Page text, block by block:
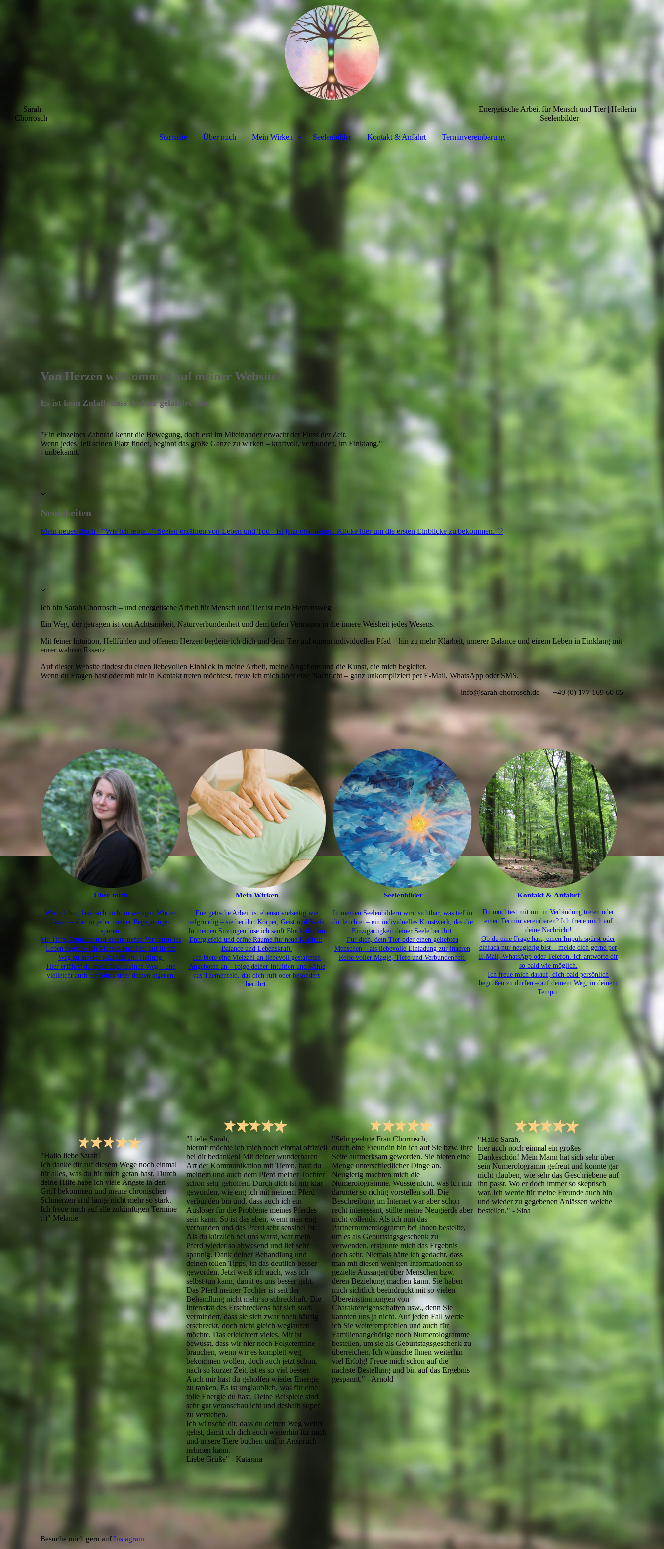
Sarah
Chorrosch
Energetische Arbeit für Mensch und Tier | Heilerin |
Seelenbilder
Startseite Über mich Mein Wirken Seelenbilder Kontakt & Anfahrt Terminvereinbarung
Von Herzen willkommen auf meiner Website!
Es ist kein Zufall, dass du hier gelandet bist.
"Ein einzelnes Zahnrad kennt die Bewegung, doch erst im Miteinander erwacht der Fluss der Zeit.
Wenn jedes Teil seinen Platz findet, beginnt das große Ganze zu wirken – kraftvoll, verbunden, im Einklang."
- unbekannt.
Neuigkeiten
Mein neues Buch - "Wie ich lebte..." Seelen erzählen von Leben und Tod - ist jetzt erschienen. Klicke hier um die ersten Einblicke zu bekommen. ♡
Ich bin Sarah Chorrosch – und energetische Arbeit für Mensch und Tier ist mein Herzensweg.
Ein Weg, der getragen ist von Achtsamkeit, Naturverbundenheit und dem tiefen Vertrauen in die innere Weisheit jedes Wesens.
Mit feiner Intuition, Hellfühlen und offenem Herzen begleite ich dich und dein Tier auf eurem individuellen Pfad – hin zu mehr Klarheit, innerer Balance und einem Leben in Einklang mit
eurer wahren Essenz.
Auf dieser Website findest du einen liebevollen Einblick in meine Arbeit, meine Angebote und die Kunst, die mich begleitet.
Wenn du Fragen hast oder mit mir in Kontakt treten möchtest, freue ich mich über eine Nachricht – ganz unkompliziert per E-Mail, WhatsApp oder SMS.
info@sarah-chorrosch.de | +49 (0) 177 169 60 05
Über mich
Wer ich bin, lässt sich nicht in wenigen Worten
fassen – aber in jeder meiner Begegnungen
spüren.
Mit Herz, Intuition und einem tiefen Vertrauen ins
Leben begleite ich Mensch und Tier auf ihrem
Weg zu innerer Klarheit und Heilung.
Hier erfährst du mehr über meinen Weg – und
vielleicht auch ein Stück über deinen eigenen.
Mein Wirken
Energetische Arbeit ist ebenso vielseitig wie
tiefgründig – sie berührt Körper, Geist und Seele.
In meinen Sitzungen löse ich sanft Blockaden im
Energiefeld und öffne Räume für neue Klarheit,
Balance und Lebenskraft.
Ich biete eine Vielzahl an liebevoll gestalteten
Angeboten an – folge deiner Intuition und wähle
das Themenfeld, das dich ruft oder besonders
berührt.
Seelenbilder
In meinen Seelenbildern wird sichtbar, was tief in
dir leuchtet – ein individuelles Kunstwerk, das die
Einzigartigkeit deiner Seele berührt.
Für dich, dein Tier oder einen geliebten
Menschen – als liebevolle Einladung zur inneren
Reise voller Magie, Tiefe und Verbundenheit.
Kontakt & Anfahrt
Du möchtest mit mir in Verbindung treten oder
einen Termin vereinbaren? Ich freue mich auf
deine Nachricht!
Ob du eine Frage hast, einen Impuls spürst oder
einfach nur neugierig bist – melde dich gerne per
E-Mail, WhatsApp oder Telefon. Ich antworte dir
so bald wie möglich.
Ich freue mich darauf, dich bald persönlich
begrüßen zu dürfen – auf deinem Weg, in deinem
Tempo.
"Hallo liebe Sarah!
Ich danke dir auf diesem Wege noch einmal
für alles, was du für mich getan hast. Durch
deine Hilfe habe ich viele Ängste in den
Griff bekommen und meine chronischen
Schmerzen sind lange nicht mehr so stark.
Ich freue mich auf alle zukünftigen Termine
:-)" Melanie
"Liebe Sarah,
hiermit möchte ich mich noch einmal offiziell
bei dir bedanken! Mit deiner wunderbaren
Art der Kommunikation mit Tieren, hast du
meinem und auch dem Pferd meiner Tochter
schon sehr geholfen. Durch dich ist mir klar
geworden, wie eng ich mit meinem Pferd
verbunden bin und, dass auch ich ein
Auslöser für die Probleme meines Pferdes
sein kann. So ist das eben, wenn man eng
verbunden und das Pferd sehr sensibel ist.
Als du kürzlich bei uns warst, war mein
Pferd wieder so abwesend und lief sehr
spannig. Dank deiner Behandlung und
deinen tollen Tipps, ist das deutlich besser
geworden. Jetzt weiß ich auch, was ich
selbst tun kann, damit es uns besser geht.
Das Pferd meiner Tochter ist seit der
Behandlung nicht mehr so schreckhaft. Die
Intensität des Erschreckens hat sich stark
vermindert, dass sie sich zwar noch häufig
erschreckt, doch nicht gleich weglaufen
möchte. Das erleichtert vieles. Mir ist
bewusst, dass wir hier noch Folgetermine
brauchen, wenn wir es komplett weg
bekommen wollen, doch auch jetzt schon,
nach so kurzer Zeit, ist es so viel besser.
Auch mir hast du geholfen wieder Energie
zu tanken. Es ist unglaublich, was für eine
tolle Energie du hast. Deine Beispiele sind
sehr gut veranschaulicht und deshalb super
zu verstehen.
Ich wünsche dir, dass du deinen Weg weiter
gehst, damit ich dich auch weiterhin für mich
und unsere Tiere buchen und in Anspruch
nehmen kann.
Liebe Grüße" - Katarina
"Sehr geehrte Frau Chorrosch,
durch eine Freundin bin ich auf Sie bzw. Ihre
Seite aufmerksam geworden. Sie bieten eine
Menge unterschiedlicher Dinge an.
Neugierig machten mich die
Numerologramme. Wusste nicht, was ich mir
darunter so richtig vorstellen soll. Die
Beschreibung im Internet war aber schon
recht interessant, stillte meine Neugierde aber
nicht vollends. Als ich nun das
Partnernumerologramm bei Ihnen bestellte,
um es als Geburtstagsgeschenk zu
verwenden, erstaunte mich das Ergebnis
doch sehr. Niemals hätte ich gedacht, dass
man mit diesen wenigen Informationen so
gezielte Aussagen über Menschen bzw.
deren Beziehung machen kann. Sie haben
mich sichtlich beeindruckt mit so vielen
Übereinstimmungen von
Charaktereigenschaften usw., denn Sie
kannten uns ja nicht. Auf jeden Fall werde
ich Sie weiterempfehlen und auch für
Familienangehörige noch Numerologramme
bestellen, um sie als Geburtstagsgeschenk zu
überreichen. Ich wünsche Ihnen weiterhin
viel Erfolg! Freue mich schon auf die
nächste Bestellung und bin auf das Ergebnis
gespannt." - Arnold
"Hallo Sarah,
hier auch noch einmal ein großes
Dankeschön! Mein Mann hat sich sehr über
sein Numerologramm gefreut und konnte gar
nicht glauben, wie sehr das Geschriebene auf
ihn passt. Wo er doch immer so skeptisch
war. Ich werde für meine Freunde auch hin
und wieder zu gegebenen Anlässen welche
bestellen." - Sina
Besuche mich gern auf Instagram